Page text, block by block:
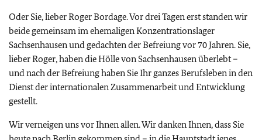
Oder Sie, lieber Roger Bordage. Vor drei Tagen erst standen wir
beide gemeinsam im ehemaligen Konzentrationslager
Sachsenhausen und gedachten der Befreiung vor 70 Jahren. Sie,
lieber Roger, haben die Hölle von Sachsenhausen überlebt –
und nach der Befreiung haben Sie Ihr ganzes Berufsleben in den
Dienst der internationalen Zusammenarbeit und Entwicklung
gestellt.
Wir verneigen uns vor Ihnen allen. Wir danken Ihnen, dass Sie